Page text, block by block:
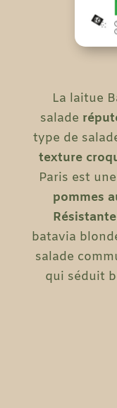
La laitue
salade
type de
texture
Paris est
pommes
batavia
salade
qui séduit